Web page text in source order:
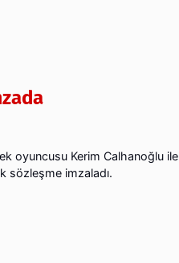
oyuncusu Kerim Calhanoğlu ile
sözleşme imzaladı.